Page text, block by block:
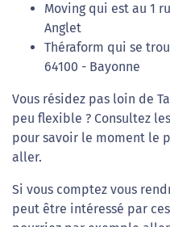
Moving qui est au 1
Anglet
Théraform qui se
64100 - Bayonne
Vous résidez pas loin de
peu flexible ? Consultez
pour savoir le moment le
aller.
Si vous comptez vous
peut être intéressé par